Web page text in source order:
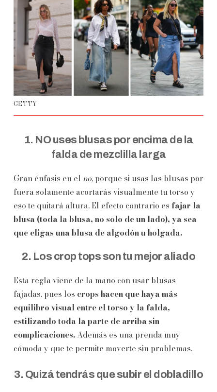
GETTY
1. NO uses blusas por encima de la
falda de mezclilla larga
Gran énfasis en el no, porque si usas las blusas por
fuera solamente acortarás visualmente tu torso y
eso te quitará altura. El efecto contrario es fajar la
blusa (toda la blusa, no solo de un lado), ya sea
que eligas una blusa de algodón u holgada.
2. Los crop tops son tu mejor aliado
Esta regla viene de la mano con usar blusas
fajadas, pues los crops hacen que haya más
equilibro visual entre el torso y la falda,
estilizando toda la parte de arriba sin
complicaciones.Además es una prenda muy
cómoda y que te permite moverte sin problemas.
3. Quizá tendrás que subir el dobladillo